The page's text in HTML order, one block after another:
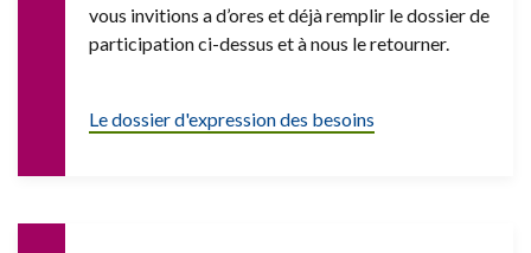
vous invitions a d’ores et déjà remplir le dossier de
participation ci-dessus et à nous le retourner.
Le dossier d'expression des besoins